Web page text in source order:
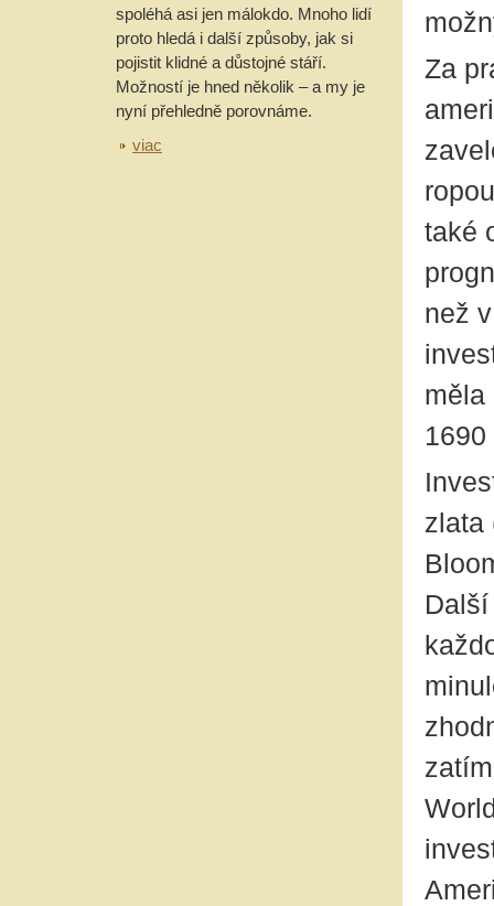
spoléhá asi jen málokdo. Mnoho lidí
proto hledá i další způsoby, jak si
pojistit klidné a důstojné stáří.
Možností je hned několik – a my je
nyní přehledně porovnáme.
viac
Za
také
než
měla
zlata